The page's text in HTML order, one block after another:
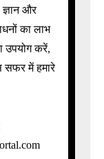
ज्ञान और
का लाभ
उपयोग करें,
सफर में हमारे